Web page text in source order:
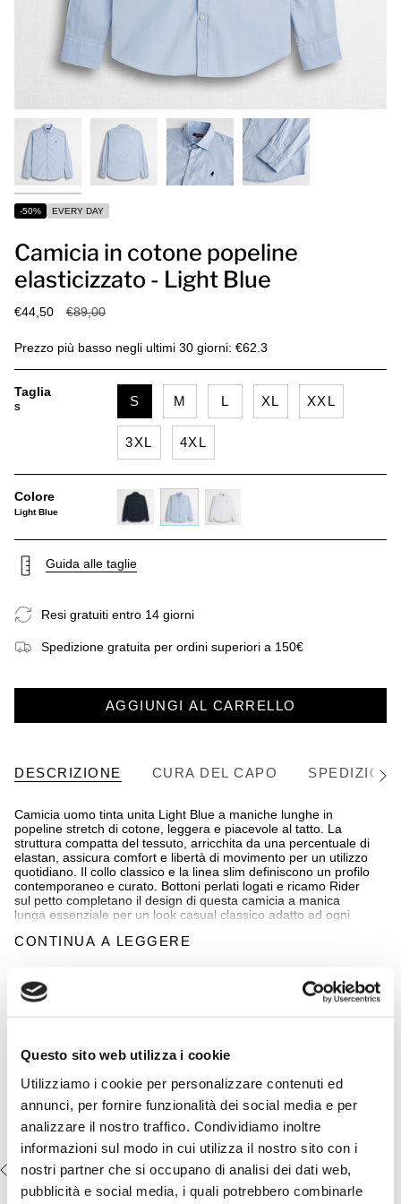
Questo sito web utilizza i cookie
Utilizziamo i cookie per personalizzare contenuti ed
annunci, per fornire funzionalità dei social media e per
analizzare il nostro traffico. Condividiamo inoltre
informazioni sul modo in cui utilizza il nostro sito con i
nostri partner che si occupano di analisi dei dati web,
pubblicità e social media, i quali potrebbero combinarle
-50% EVERY DAY
Camicia in cotone popeline
elasticizzato - Light Blue
€44,50
Prezzo
€89,00
Prezzo più basso negli ultimi 30 giorni: €62.3
Taglia
S S M L XL XXL
3XL 4XL
Colore
Light Blue
Guida alle taglie
Resi gratuiti entro 14 giorni
Spedizione gratuita per ordini superiori a 150€
AGGIUNGI AL CARRELLO
DESCRIZIONE CURA DEL CAPO
Vedi
Camicia uomo tinta unita Light Blue a maniche lunghe in
popeline stretch di cotone, leggera e piacevole al tatto. La
struttura compatta del tessuto, arricchita da una percentuale di
elastan, assicura comfort e libertà di movimento per un utilizzo
quotidiano. Il collo classico e la linea slim definiscono un profilo
contemporaneo e curato. Bottoni perlati logati e ricamo Rider
sul petto completano il design di questa camicia a manica
lunga essenziale per un look casual classico adatto ad ogni
- materiale: 97% cotone 3% elastane
- vestibilità slim fit
- collo classico
- logo MCS ricamato sul petto
- Colore: Light Blue
14MSH100-02602
CONTINUA A LEGGERE
Completa il look:
€44,50 €89,00
VISTI DI RECENTE